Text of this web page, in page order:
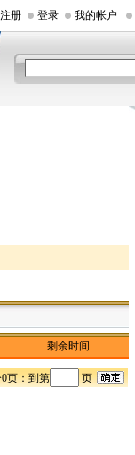
注册 登录 我的帐户
剩余时间
页：到第 页